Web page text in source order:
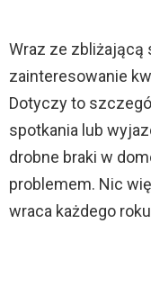
Wraz ze zbliżającą
zainteresowanie
Dotyczy to
spotkania lub
drobne braki w
problemem. Nic
wraca każdego